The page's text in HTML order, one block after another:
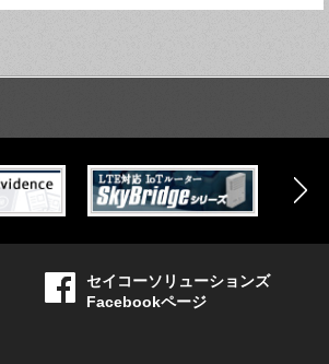
セイコーソリューションズ
Facebookページ